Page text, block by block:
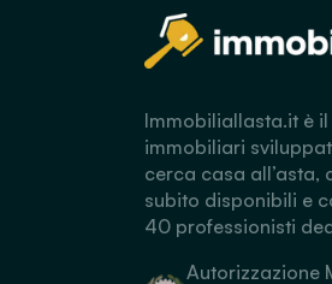
Immobiliallasta.it è
immobiliari
cerca casa all’asta,
subito disponibili e
40 professionisti
Autorizzazione